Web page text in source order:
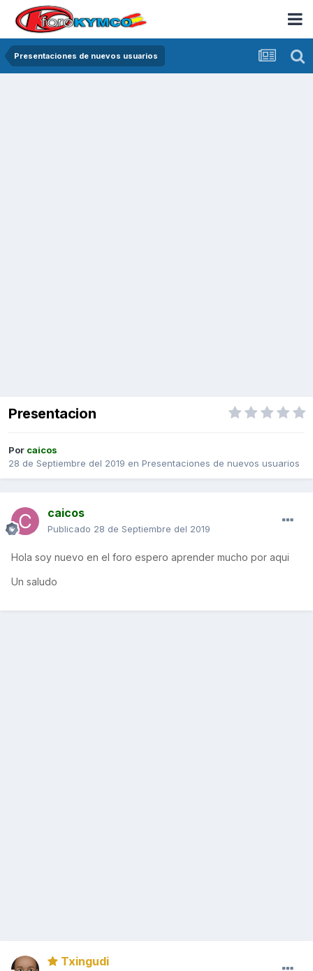
Presentaciones de nuevos usuarios
Presentacion
Por caicos
28 de Septiembre del 2019 en Presentaciones de nuevos usuarios
caicos
Publicado 28 de Septiembre del 2019
Hola soy nuevo en el foro espero aprender mucho por aqui
Un saludo
Txingudi